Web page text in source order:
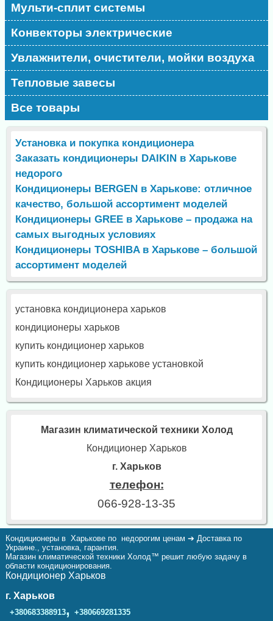
Мульти-сплит системы
Конвекторы электрические
Увлажнители, очистители, мойки воздуха
Тепловые завесы
Все товары
Установка и покупка кондиционера
Заказать кондиционеры DAIKIN в Харькове
недорого
Кондиционеры BERGEN в Харькове: отличное
качество, большой ассортимент моделей
Кондиционеры GREE в Харькове – продажа на
самых выгодных условиях
Кондиционеры TOSHIBA в Харькове – большой
ассортимент моделей
установка кондиционера харьков
кондиционеры харьков
купить кондиционер харьков
купить кондиционер харькове установкой
Кондиционеры Харьков акция
Магазин климатической техники Холод
Кондиционер Харьков
г. Харьков
телефон:
066-928-13-35
Кондиционеры в Харькове по недорогим ценам ➔ Доставка по
Украине., установка, гарантия.
Магазин климатической техники Холод™ решит любую задачу в
области кондиционирования.
Кондиционер Харьков
г. Харьков
+380683388913, +380669281335